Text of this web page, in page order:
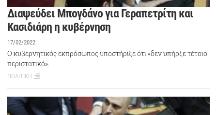
Διαψεύδει Μπογδάνο για Γεραπετρίτη και
Κασιδιάρη η κυβέρνηση
17/02/2022
Ο κυβερνητικός εκπρόσωπος υποστήριξε ότι «δεν υπήρξε τέτοιο
περιστατικό».
ΠΟΛΙΤΙΚΗ